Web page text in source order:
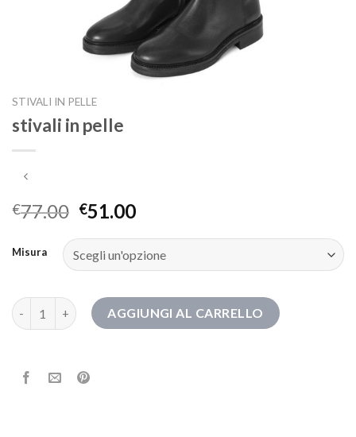
STIVALI IN PELLE
stivali in pelle
€77.00 €51.00
Misura
stivali in pelle quantitàAGGIUNGI AL CARRELLO